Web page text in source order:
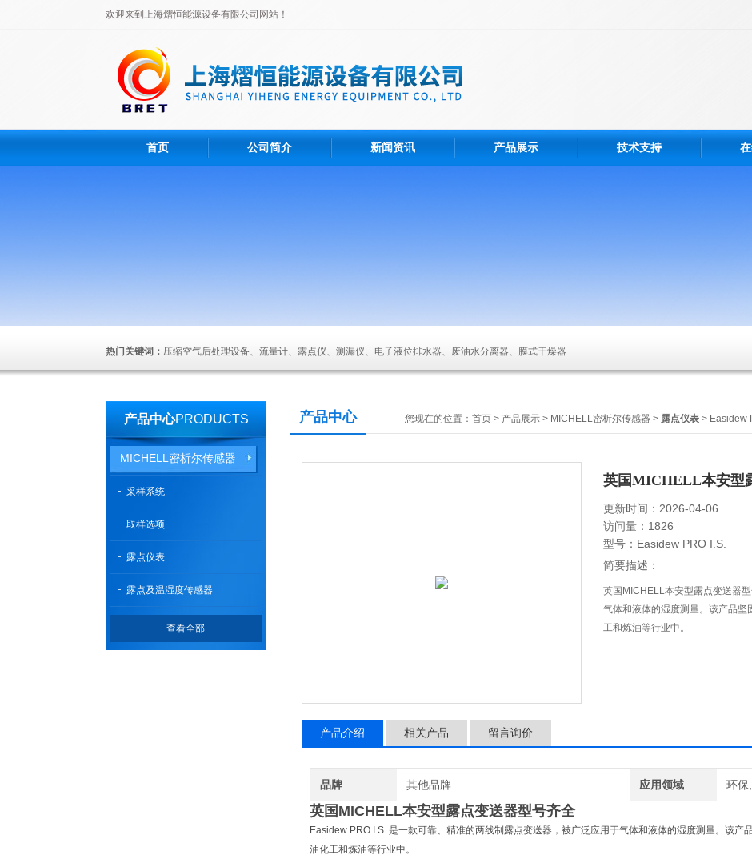
欢迎来到上海熠恒能源设备有限公司网站！
首页 公司简介 新闻资讯 产品展示 技术支持
热门关键词： 压缩空气后处理设备、流量计、露点仪、测漏仪、电子液位排水器、废油水分离器、膜式干燥器
产品中心PRODUCTS
MICHELL密析尔传感器
采样系统
取样选项
露点仪表
露点及温湿度传感器
查看全部
产品中心 您现在的位置： 首页 > 产品展示 > MICHELL密析尔传感器 > 露点仪表 > Easidew
英国MICHELL本安型
更新时间：2026-04-06
访问量：1826
型号：Easidew PRO I.S.
简要描述：
英国MICHELL本安型露点变送器
气体和液体的湿度测量。该产品
工和炼油等行业中。
产品介绍 相关产品 留言询价
品牌 其他品牌 应用领域 环保
英国MICHELL本安型露点变送器型号齐全
Easidew PRO I.S. 是一款可靠、精准的两线制露点变送器，被广泛应用于气体和液体的湿度测量。该产
油化工和炼油等行业中。